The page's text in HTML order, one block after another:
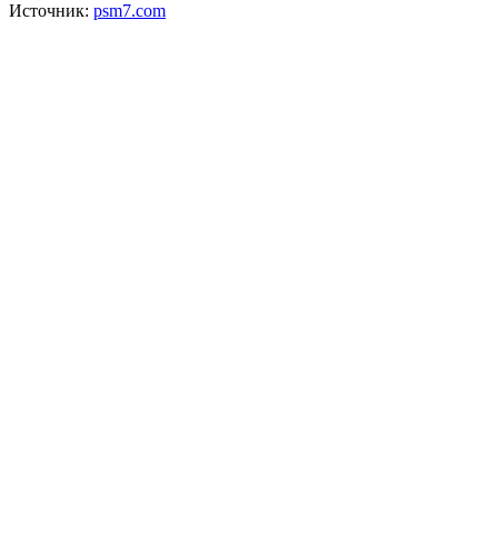
Источник: psm7.com